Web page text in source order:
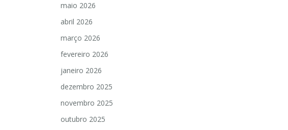
maio 2026
abril 2026
março 2026
fevereiro 2026
janeiro 2026
dezembro 2025
novembro 2025
outubro 2025